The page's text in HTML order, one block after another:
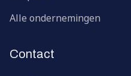
Alle ondernemingen
Contact